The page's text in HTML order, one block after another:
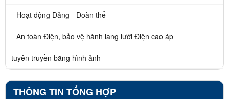
Hoạt động Đảng - Đoàn thể
An toàn Điện, bảo vệ hành lang lưới Điện cao áp
tuyên truyền bằng hình ảnh
THÔNG TIN TỔNG HỢP